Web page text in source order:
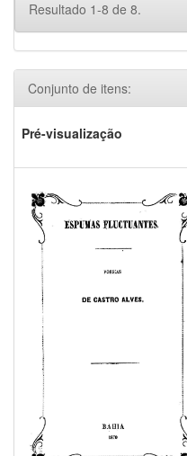
Resultado 1-8 de 8.
Conjunto de itens:
Pré-visualização